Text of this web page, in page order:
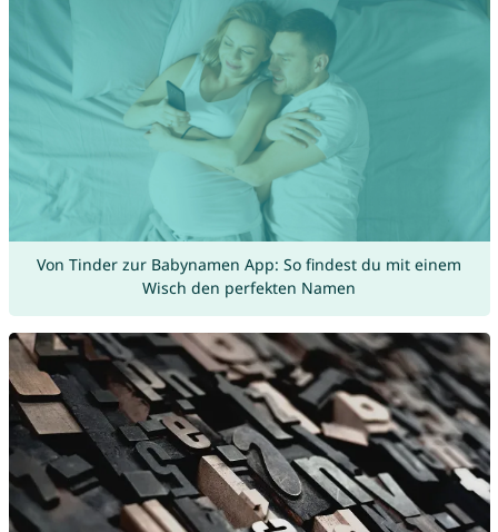
Von Tinder zur Babynamen App: So findest du mit einem
Wisch den perfekten Namen